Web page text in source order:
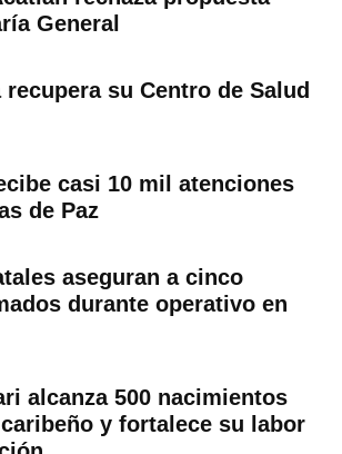
General
recupera su Centro de Salud
casi 10 mil atenciones
de Paz
aseguran a cinco
durante operativo en
alcanza 500 nacimientos
y fortalece su labor